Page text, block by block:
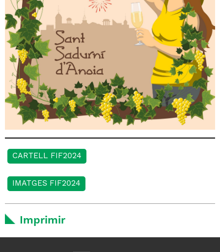
CARTELL FIF2024
IMATGES FIF2024
Imprimir